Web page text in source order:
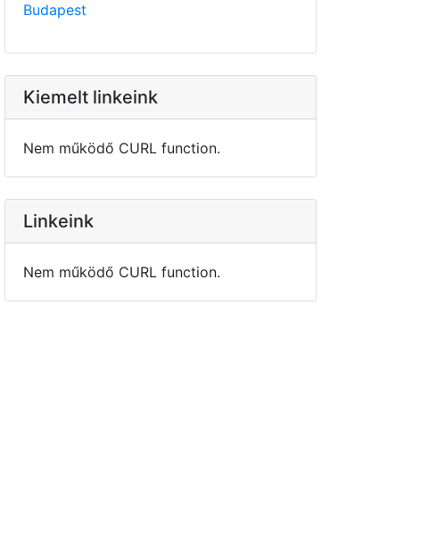
Budapest
Kiemelt linkeink
Nem működő CURL function.
Linkeink
Nem működő CURL function.